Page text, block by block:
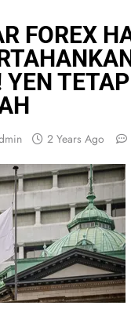
FOREX
YEN TETAP
2 Years Ago